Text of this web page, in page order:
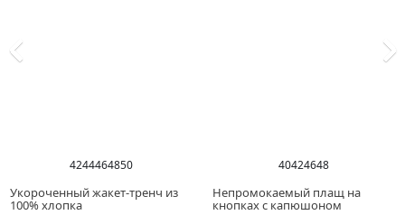
4244464850
Укороченный жакет-тренч из
100% хлопка
40424648
Непромокаемый плащ на
кнопках с капюшоном